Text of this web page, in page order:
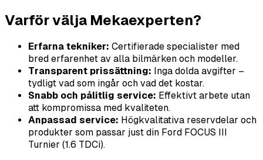
Varför välja Mekaexperten?
Erfarna tekniker: Certifierade specialister med
bred erfarenhet av alla bilmärken och modeller.
Transparent prissättning: Inga dolda avgifter –
tydligt vad som ingår och vad det kostar.
Snabb och pålitlig service: Effektivt arbete utan
att kompromissa med kvaliteten.
Anpassad service: Högkvalitativa reservdelar och
produkter som passar just din Ford FOCUS III
Turnier (1.6 TDCi).